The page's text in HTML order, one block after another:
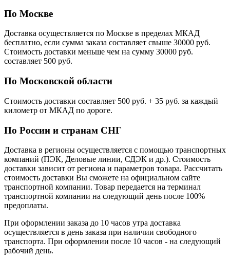
По Москве
Доставка осуществляется по Москве в пределах МКАД
бесплатно, если сумма заказа составляет свыше 30000 руб.
Стоимость доставки меньше чем на сумму 30000 руб.
cоставляет 500 руб.
По Московской области
Стоимость доставки cоставляет 500 руб. + 35 руб. за каждый
километр от МКАД по дороге.
По России и странам СНГ
Доставка в регионы осуществляется с помощью транспортных
компаний (ПЭК, Деловые линии, СДЭК и др.). Стоимость
доставки зависит от региона и параметров товара. Рассчитать
стоимость доставки Вы сможете на официальном сайте
транспортной компании. Товар передается на терминал
транспортной компании на следующий день после 100%
предоплаты.
При оформлении заказа до 10 часов утра доставка
осуществляется в день заказа при наличии свободного
транспорта. При оформлении после 10 часов - на следующий
рабочий день.